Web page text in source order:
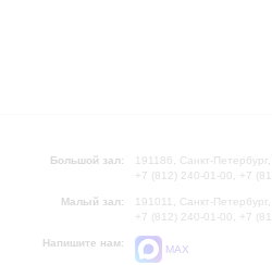
Большой зал:
191186, Санкт-
+7 (812) 240-01-00, +7
Малый зал:
191011, Санкт-
+7 (812) 240-01-00, +7
Напишите нам:
MAX